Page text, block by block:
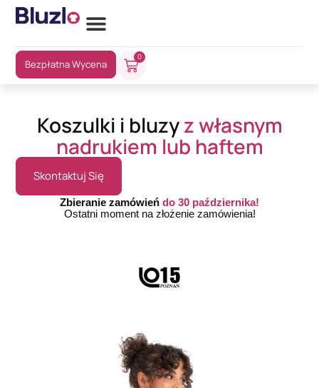
Bezpłatna Wycena
0
Koszulki i bluzyz własnym
nadrukiem lub haftem
Skontaktuj Się
Zbieranie zamówień do 30 października!
Ostatni moment na złożenie zamówienia!